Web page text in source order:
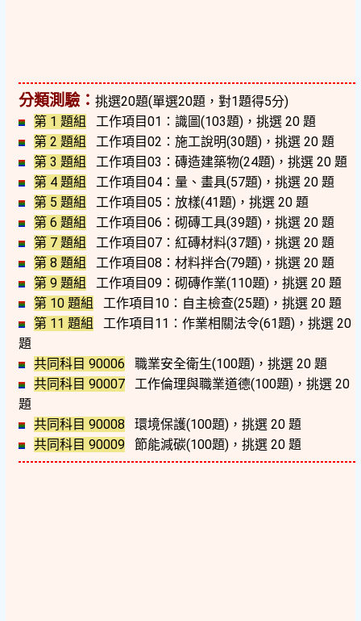
分類測驗： 挑選20題(單選20題，對1題得5分)
第 1 題組
工作項目01：識圖(103題)，挑選 20 題
第 2 題組
工作項目02：施工說明(30題)，挑選 20 題
第 3 題組
工作項目03：磚造建築物(24題)，挑選 20 題
第 4 題組
工作項目04：量、畫具(57題)，挑選 20 題
第 5 題組
工作項目05：放樣(41題)，挑選 20 題
第 6 題組
工作項目06：砌磚工具(39題)，挑選 20 題
第 7 題組
工作項目07：紅磚材料(37題)，挑選 20 題
第 8 題組
工作項目08：材料拌合(79題)，挑選 20 題
第 9 題組
工作項目09：砌磚作業(110題)，挑選 20 題
第 10 題組
工作項目10：自主檢查(25題)，挑選 20 題
第 11 題組
工作項目11：作業相關法令(61題)，挑選 20
題
共同科目 90006
職業安全衛生(100題)，挑選 20 題
共同科目 90007
工作倫理與職業道德(100題)，挑選 20
題
共同科目 90008
環境保護(100題)，挑選 20 題
共同科目 90009
節能減碳(100題)，挑選 20 題